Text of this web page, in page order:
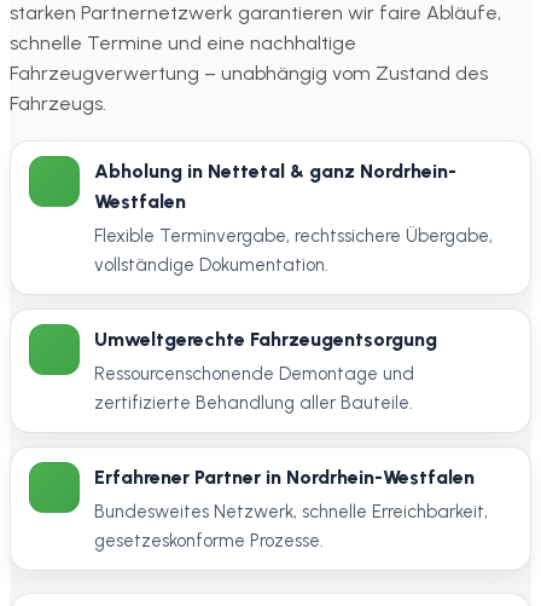
starken Partnernetzwerk garantieren wir faire Abläufe,
schnelle Termine und eine nachhaltige
Fahrzeugverwertung – unabhängig vom Zustand des
Fahrzeugs.
Abholung in Nettetal & ganz Nordrhein-
Westfalen
Flexible Terminvergabe, rechtssichere Übergabe,
vollständige Dokumentation.
Umweltgerechte Fahrzeugentsorgung
Ressourcenschonende Demontage und
zertifizierte Behandlung aller Bauteile.
Erfahrener Partner in Nordrhein-Westfalen
Bundesweites Netzwerk, schnelle Erreichbarkeit,
gesetzeskonforme Prozesse.